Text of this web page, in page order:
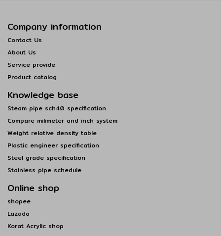
Company information
Contact Us
About Us
Service provide
Product catalog
Knowledge base
Steam pipe sch40 specification
Compare milimeter and inch system
Weight relative density table
Plastic engineer specification
Steel grade specification
Stainless pipe schedule
Online shop
shopee
Lazada
Korat Acrylic shop